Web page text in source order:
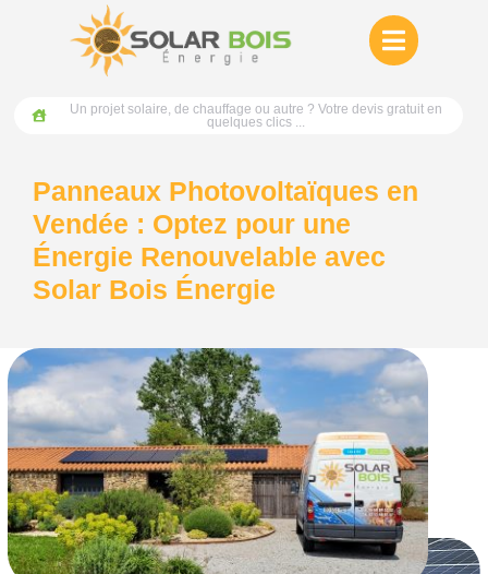
Un projet solaire, de chauffage ou autre ? Votre devis gratuit en
quelques clics ...
Panneaux Photovoltaïques en
Vendée : Optez pour une
Énergie Renouvelable avec
Solar Bois Énergie